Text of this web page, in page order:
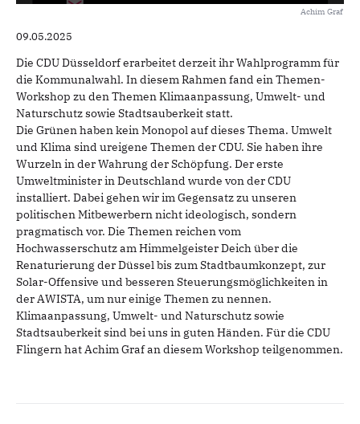
Achim Graf
09.05.2025
Die CDU Düsseldorf erarbeitet derzeit ihr Wahlprogramm für
die Kommunalwahl. In diesem Rahmen fand ein Themen-
Workshop zu den Themen Klimaanpassung, Umwelt- und
Naturschutz sowie Stadtsauberkeit statt.
Die Grünen haben kein Monopol auf dieses Thema. Umwelt
und Klima sind ureigene Themen der CDU. Sie haben ihre
Wurzeln in der Wahrung der Schöpfung. Der erste
Umweltminister in Deutschland wurde von der CDU
installiert. Dabei gehen wir im Gegensatz zu unseren
politischen Mitbewerbern nicht ideologisch, sondern
pragmatisch vor. Die Themen reichen vom
Hochwasserschutz am Himmelgeister Deich über die
Renaturierung der Düssel bis zum Stadtbaumkonzept, zur
Solar-Offensive und besseren Steuerungsmöglichkeiten in
der AWISTA, um nur einige Themen zu nennen.
Klimaanpassung, Umwelt- und Naturschutz sowie
Stadtsauberkeit sind bei uns in guten Händen. Für die CDU
Flingern hat Achim Graf an diesem Workshop teilgenommen.